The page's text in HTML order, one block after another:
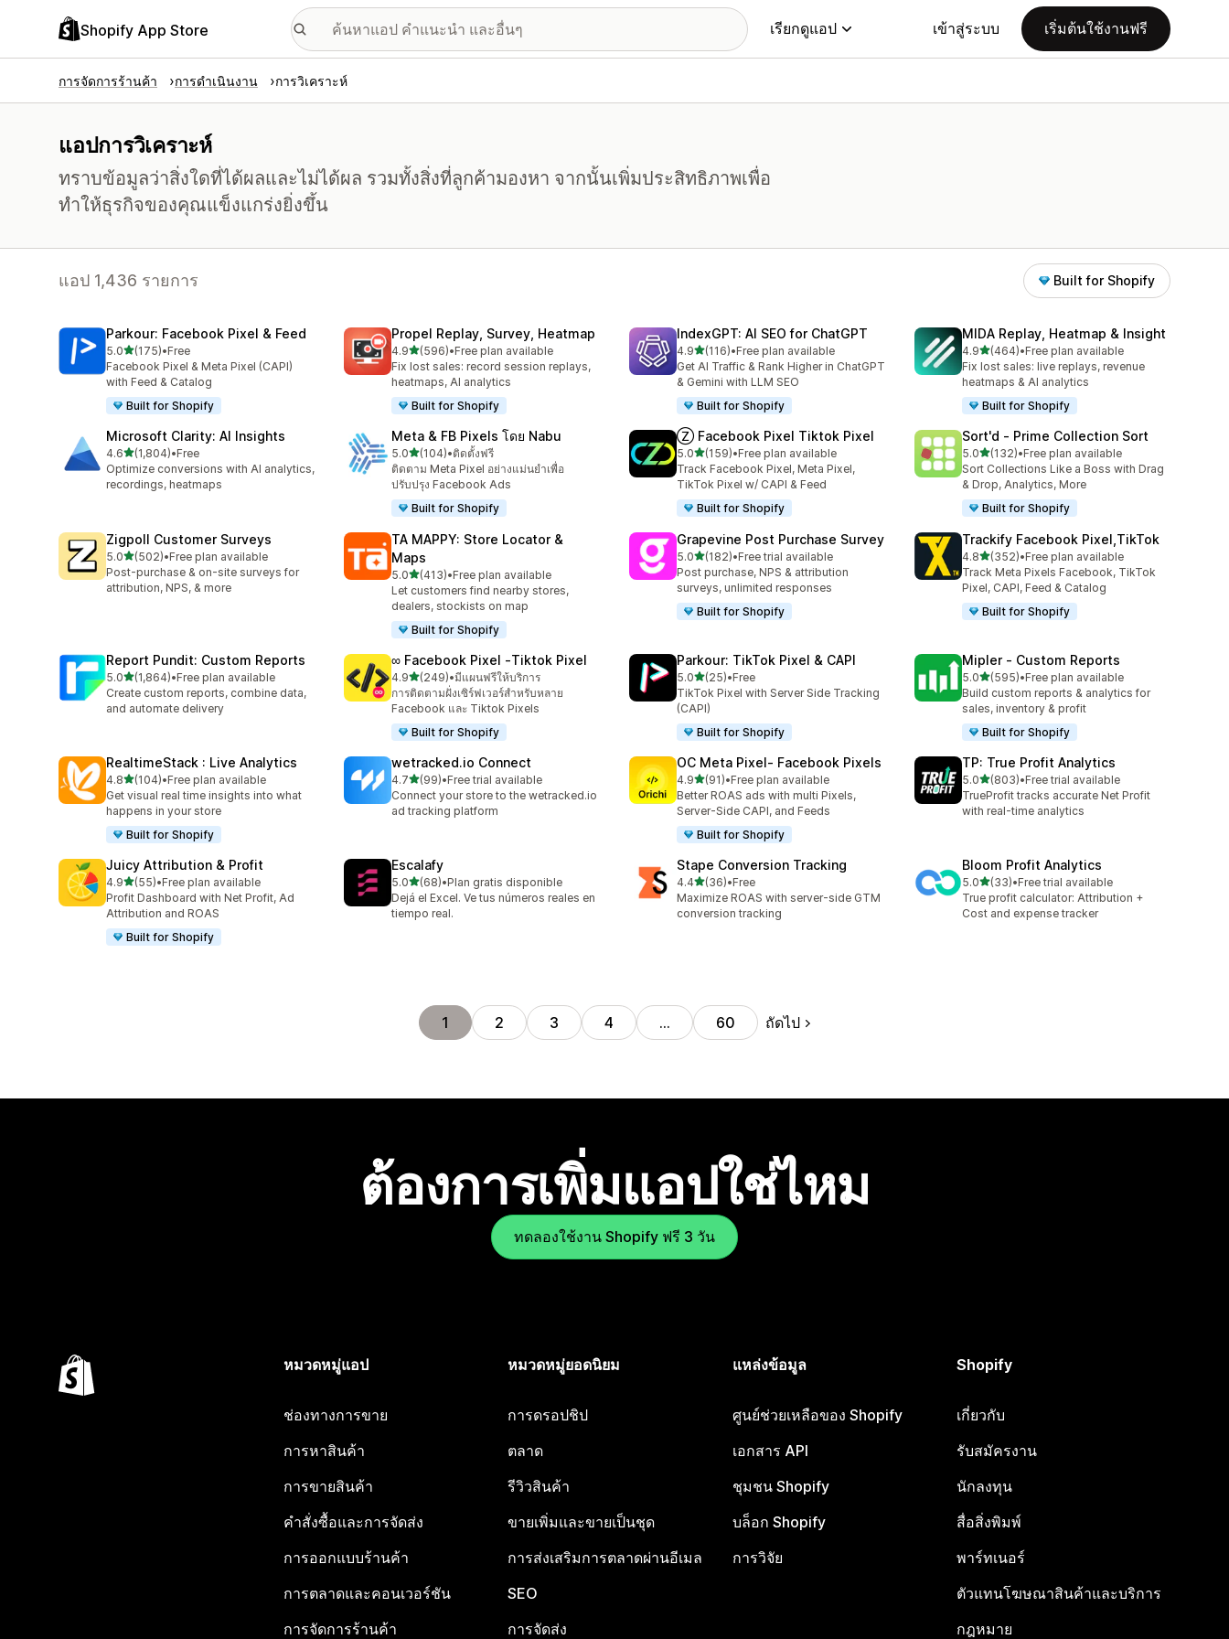
Shopify App Store เรียกดูแอป เข้าสู่ระบบ เริ่มต้นใช้งานฟรี
การจัดการร้านค้า การดำเนินงาน การวิเคราะห์
แอปการวิเคราะห์
ทราบข้อมูลว่าสิ่งใดที่ได้ผลและไม่ได้ผล รวมทั้งสิ่งที่ลูกค้ามองหา จากนั้นเพิ่มประสิทธิภาพเพื่อ
ทำให้ธุรกิจของคุณแข็งแกร่งยิ่งขึ้น
แอป 1,436 รายการ Built for Shopify
Parkour: Facebook Pixel & Feed
5.0เต็ม 5 ดาว
(175)
ทั้งหมด 175 รีวิว
•Free
Facebook Pixel & Meta Pixel (CAPI)
with Feed & Catalog
Built for Shopify
Propel Replay, Survey, Heatmap
4.9เต็ม 5 ดาว
(596)
ทั้งหมด 596 รีวิว
•Free plan available
Fix lost sales: record session replays,
heatmaps, AI analytics
Built for Shopify
IndexGPT: AI SEO for ChatGPT
4.9เต็ม 5 ดาว
(116)
ทั้งหมด 116 รีวิว
•Free plan available
Get AI Traffic & Rank Higher in ChatGPT
& Gemini with LLM SEO
Built for Shopify
MIDA Replay, Heatmap & Insight
4.9เต็ม 5 ดาว
(464)
ทั้งหมด 464 รีวิว
•Free plan available
Fix lost sales: live replays, revenue
heatmaps & AI analytics
Built for Shopify
Microsoft Clarity: AI Insights
4.6เต็ม 5 ดาว
(1,804)
ทั้งหมด 1804 รีวิว
•Free
Optimize conversions with AI analytics,
recordings, heatmaps
Meta & FB Pixels โดย Nabu
5.0เต็ม 5 ดาว
(104)
ทั้งหมด 104 รีวิว
•ติดตั้งฟรี
ติดตาม Meta Pixel อย่างแม่นยำเพื่อ
ปรับปรุง Facebook Ads
Built for Shopify
Ⓩ Facebook Pixel Tiktok Pixel
5.0เต็ม 5 ดาว
(159)
ทั้งหมด 159 รีวิว
•Free plan available
Track Facebook Pixel, Meta Pixel,
TikTok Pixel w/ CAPI & Feed
Built for Shopify
Sort'd ‑ Prime Collection Sort
5.0เต็ม 5 ดาว
(132)
ทั้งหมด 132 รีวิว
•Free plan available
Sort Collections Like a Boss with Drag
& Drop, Analytics, More
Built for Shopify
Zigpoll Customer Surveys
5.0เต็ม 5 ดาว
(502)
ทั้งหมด 502 รีวิว
•Free plan available
Post-purchase & on-site surveys for
attribution, NPS, & more
TA MAPPY: Store Locator &
Maps
5.0เต็ม 5 ดาว
(413)
ทั้งหมด 413 รีวิว
•Free plan available
Let customers find nearby stores,
dealers, stockists on map
Built for Shopify
Grapevine Post Purchase Survey
5.0เต็ม 5 ดาว
(182)
ทั้งหมด 182 รีวิว
•Free trial available
Post purchase, NPS & attribution
surveys, unlimited responses
Built for Shopify
Trackify Facebook Pixel,TikTok
4.8เต็ม 5 ดาว
(352)
ทั้งหมด 352 รีวิว
•Free plan available
Track Meta Pixels Facebook, TikTok
Pixel, CAPI, Feed & Catalog
Built for Shopify
Report Pundit: Custom Reports
5.0เต็ม 5 ดาว
(1,864)
ทั้งหมด 1864 รีวิว
•Free plan available
Create custom reports, combine data,
and automate delivery
∞ Facebook Pixel ‑Tiktok Pixel
4.9เต็ม 5 ดาว
(249)
ทั้งหมด 249 รีวิว
•มีแผนฟรีให้บริการ
การติดตามฝั่งเซิร์ฟเวอร์สำหรับหลาย
Facebook และ Tiktok Pixels
Built for Shopify
Parkour: TikTok Pixel & CAPI
5.0เต็ม 5 ดาว
(25)
ทั้งหมด 25 รีวิว
•Free
TikTok Pixel with Server Side Tracking
(CAPI)
Built for Shopify
Mipler ‑ Custom Reports
5.0เต็ม 5 ดาว
(595)
ทั้งหมด 595 รีวิว
•Free plan available
Build custom reports & analytics for
sales, inventory & profit
Built for Shopify
RealtimeStack : Live Analytics
4.8เต็ม 5 ดาว
(104)
ทั้งหมด 104 รีวิว
•Free plan available
Get visual real time insights into what
happens in your store
Built for Shopify
wetracked.io Connect
4.7เต็ม 5 ดาว
(99)
ทั้งหมด 99 รีวิว
•Free trial available
Connect your store to the wetracked.io
ad tracking platform
OC Meta Pixel‑ Facebook Pixels
4.9เต็ม 5 ดาว
(91)
ทั้งหมด 91 รีวิว
•Free plan available
Better ROAS ads with multi Pixels,
Server-Side CAPI, and Feeds
Built for Shopify
TP: True Profit Analytics
5.0เต็ม 5 ดาว
(803)
ทั้งหมด 803 รีวิว
•Free trial available
TrueProfit tracks accurate Net Profit
with real-time analytics
Juicy Attribution & Profit
4.9เต็ม 5 ดาว
(55)
ทั้งหมด 55 รีวิว
•Free plan available
Profit Dashboard with Net Profit, Ad
Attribution and ROAS
Built for Shopify
Escalafy
5.0เต็ม 5 ดาว
(68)
ทั้งหมด 68 รีวิว
•Plan gratis disponible
Dejá el Excel. Ve tus números reales en
tiempo real.
Stape Conversion Tracking
4.4เต็ม 5 ดาว
(36)
ทั้งหมด 36 รีวิว
•Free
Maximize ROAS with server-side GTM
conversion tracking
Bloom Profit Analytics
5.0เต็ม 5 ดาว
(33)
ทั้งหมด 33 รีวิว
•Free trial available
True profit calculator: Attribution +
Cost and expense tracker
1 2 3 4 … 60 ถัดไป
ต้องการเพิ่มแอปใช่ไหม
ทดลองใช้งาน Shopify ฟรี 3 วัน
หมวดหมู่แอป
ช่องทางการขาย
การหาสินค้า
การขายสินค้า
คำสั่งซื้อและการจัดส่ง
การออกแบบร้านค้า
การตลาดและคอนเวอร์ชัน
การจัดการร้านค้า
หมวดหมู่ยอดนิยม
การดรอปชิป
ตลาด
รีวิวสินค้า
ขายเพิ่มและขายเป็นชุด
การส่งเสริมการตลาดผ่านอีเมล
SEO
การจัดส่ง
แหล่งข้อมูล
ศูนย์ช่วยเหลือของ Shopify
เอกสาร API
ชุมชน Shopify
บล็อก Shopify
การวิจัย
Shopify
เกี่ยวกับ
รับสมัครงาน
นักลงทุน
สื่อสิ่งพิมพ์
พาร์ทเนอร์
ตัวแทนโฆษณาสินค้าและบริการ
กฎหมาย